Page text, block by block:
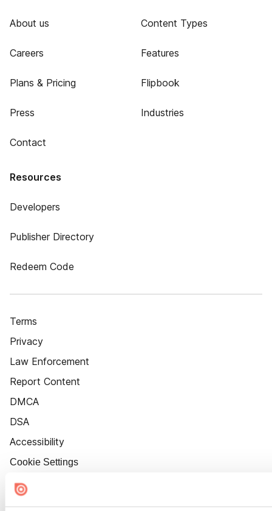
About us
Careers
Plans & Pricing
Press
Contact
Content Types
Features
Flipbook
Industries
Resources
Developers
Publisher Directory
Redeem Code
Terms
Privacy
Law Enforcement
Report Content
DMCA
DSA
Accessibility
Cookie Settings